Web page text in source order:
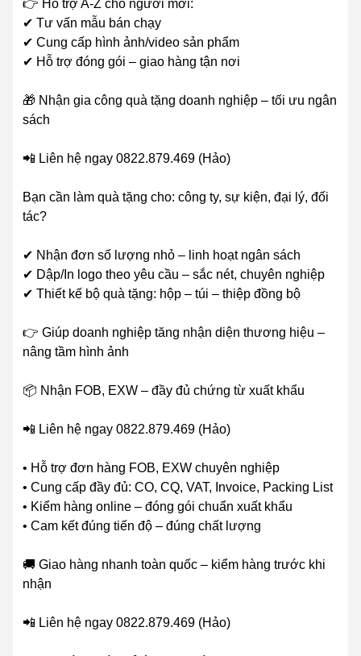
👉 Hỗ trợ A-Z cho người mới:
✔ Tư vấn mẫu bán chạy
✔ Cung cấp hình ảnh/video sản phẩm
✔ Hỗ trợ đóng gói – giao hàng tận nơi
🎁 Nhận gia công quà tặng doanh nghiệp – tối ưu ngân
sách
📲 Liên hệ ngay 0822.879.469 (Hảo)
Bạn cần làm quà tặng cho: công ty, sự kiện, đại lý, đối
tác?
✔ Nhận đơn số lượng nhỏ – linh hoạt ngân sách
✔ Dập/In logo theo yêu cầu – sắc nét, chuyên nghiệp
✔ Thiết kế bộ quà tặng: hộp – túi – thiệp đồng bộ
👉 Giúp doanh nghiệp tăng nhận diện thương hiệu –
nâng tầm hình ảnh
📦 Nhận FOB, EXW – đầy đủ chứng từ xuất khẩu
📲 Liên hệ ngay 0822.879.469 (Hảo)
• Hỗ trợ đơn hàng FOB, EXW chuyên nghiệp
• Cung cấp đầy đủ: CO, CQ, VAT, Invoice, Packing List
• Kiểm hàng online – đóng gói chuẩn xuất khẩu
• Cam kết đúng tiến độ – đúng chất lượng
🚚 Giao hàng nhanh toàn quốc – kiểm hàng trước khi
nhận
📲 Liên hệ ngay 0822.879.469 (Hảo)